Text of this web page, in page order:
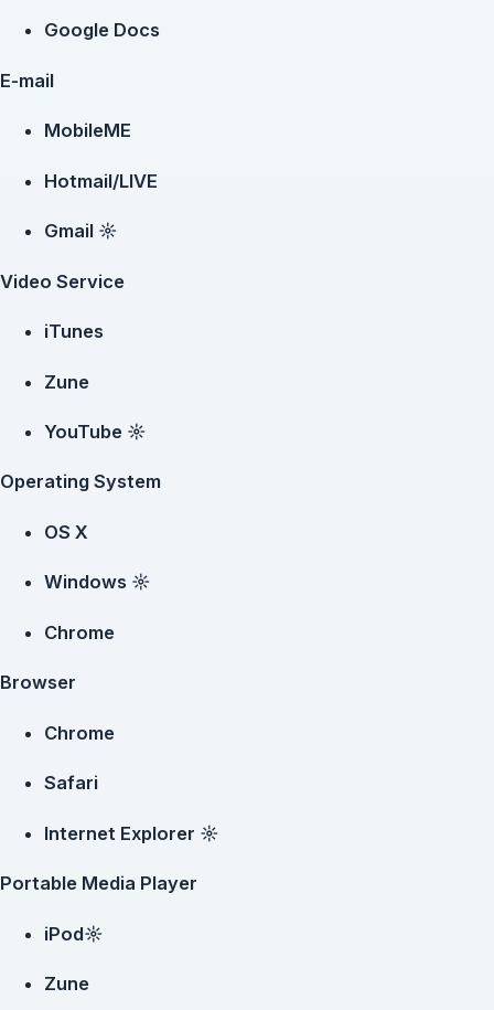
Google Docs
E-mail
MobileME
Hotmail/LIVE
Gmail ☼
Video Service
iTunes
Zune
YouTube ☼
Operating System
OS X
Windows ☼
Chrome
Browser
Chrome
Safari
Internet Explorer ☼
Portable Media Player
iPod☼
Zune